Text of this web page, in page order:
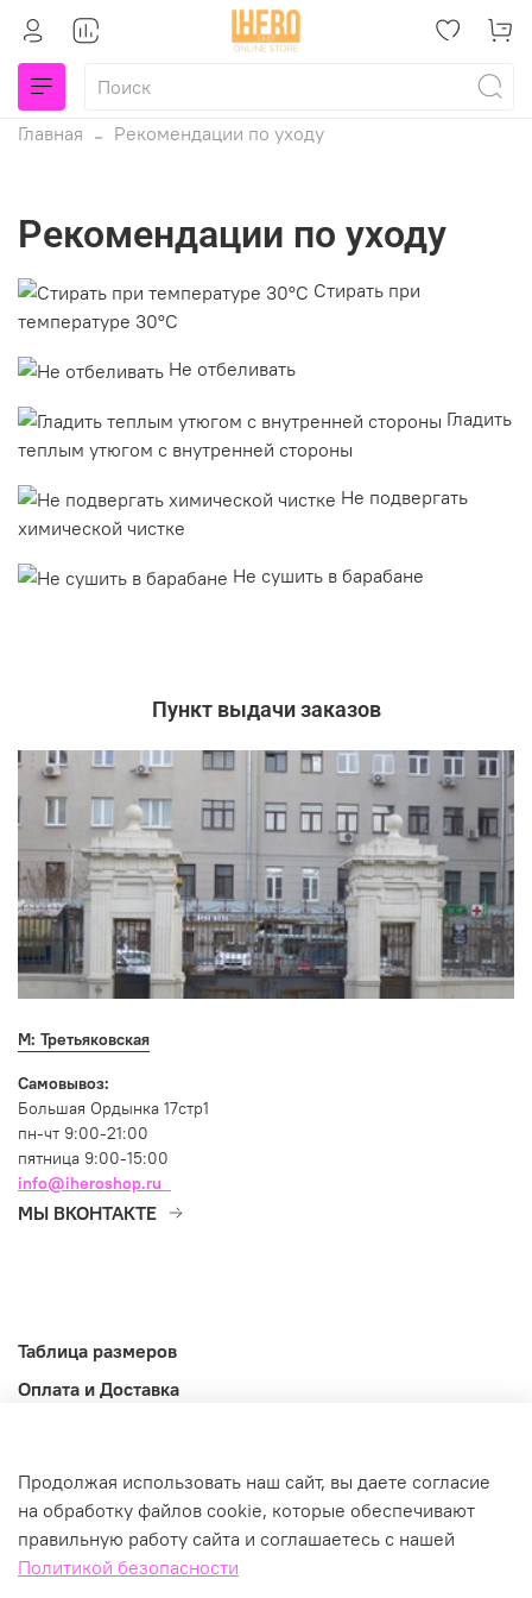
Главная Рекомендации по уходу
Рекомендации по уходу
Стирать при
температуре 30°С
Не отбеливать
Гладить
теплым утюгом с внутренней стороны
Не подвергать
химической чистке
Не сушить в барабане
Пункт выдачи заказов
М: Третьяковская
Самовывоз:
Большая Ордынка 17стр1
пн-чт 9:00-21:00
пятница 9:00-15:00
info@iheroshop.ru
МЫ ВКОНТАКТЕ
Таблица размеров
Оплата и Доставка
Информация
Продолжая использовать наш сайт, вы даете согласие
на обработку файлов cookie, которые обеспечивают
правильную работу сайта и соглашаетесь с нашей
Политикой безопасности